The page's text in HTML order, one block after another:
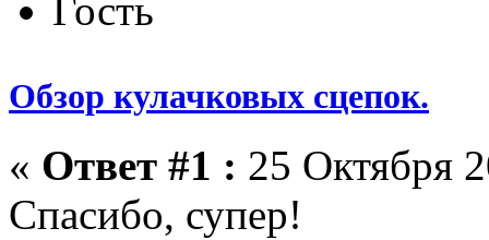
Гость
Обзор кулачковых сцепок.
« Ответ #1 : 25 Октября
Спасибо, супер!